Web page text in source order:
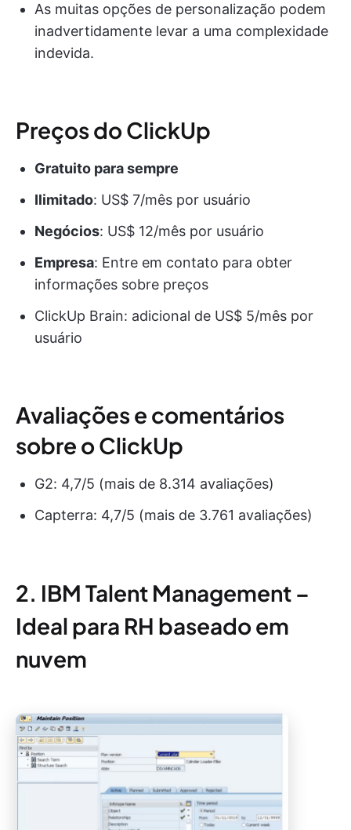
As muitas opções de personalização podem
inadvertidamente levar a uma complexidade
indevida.
Preços do ClickUp
Gratuito para sempre
Ilimitado: US$ 7/mês por usuário
Negócios: US$ 12/mês por usuário
Empresa: Entre em contato para obter
informações sobre preços
ClickUp Brain: adicional de US$ 5/mês por
usuário
Avaliações e comentários
sobre o ClickUp
G2: 4,7/5 (mais de 8.314 avaliações)
Capterra: 4,7/5 (mais de 3.761 avaliações)
2. IBM Talent Management –
Ideal para RH baseado em
nuvem